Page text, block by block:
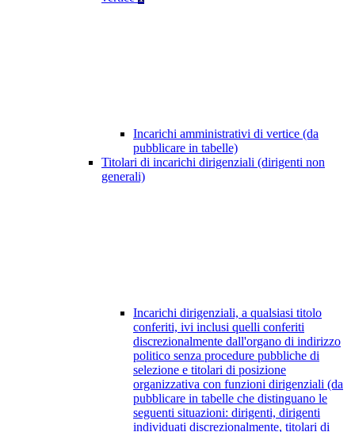
Incarichi amministrativi di vertice (da
pubblicare in tabelle)
Titolari di incarichi dirigenziali (dirigenti non
generali)
Incarichi dirigenziali, a qualsiasi titolo
conferiti, ivi inclusi quelli conferiti
discrezionalmente dall'organo di indirizzo
politico senza procedure pubbliche di
selezione e titolari di posizione
organizzativa con funzioni dirigenziali (da
pubblicare in tabelle che distinguano le
seguenti situazioni: dirigenti, dirigenti
individuati discrezionalmente, titolari di